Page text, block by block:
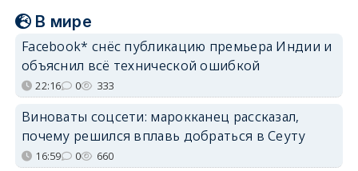
В мире
Facebook* снёс публикацию премьера Индии и
объяснил всё технической ошибкой
22:16 0 333
Виноваты соцсети: марокканец рассказал,
почему решился вплавь добраться в Сеуту
16:59 0 660